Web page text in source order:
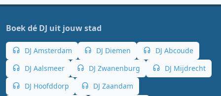
Boek dé DJ uit jouw stad
DJ Amsterdam DJ Diemen
DJ Abcoude
DJ Aalsmeer
DJ Zwanenburg
DJ Mijdrecht
DJ Hoofddorp
DJ Zaandam